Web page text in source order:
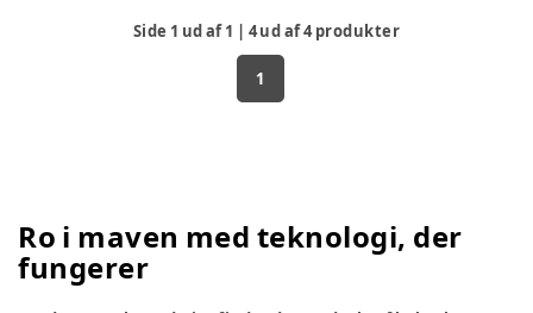
Side 1 ud af1 | 4ud af4produkter
1
Ro i maven med teknologi, der
fungerer